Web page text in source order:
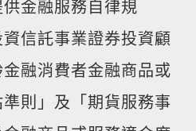
金融服務自律規
信託事業證券投資顧
融消費者金融商品或
則」及「期貨服務事